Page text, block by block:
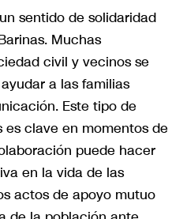
sentido de solidaridad
Muchas
civil y vecinos se
a las familias
Este tipo de
es clave en momentos de
puede hacer
en la vida de las
actos de apoyo mutuo